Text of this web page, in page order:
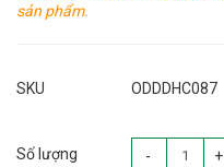
sản phẩm.
SKU ODDDHC087
Số lượng - +